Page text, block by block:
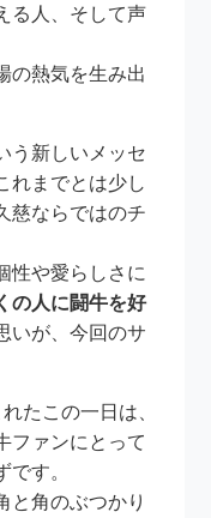
る人、そして声
の熱気を生み出
う新しいメッセ
れまでとは少し
慈ならではのチ
性や愛らしさに
の人に闘牛を好
が、今回のサ
たこの一日は、
ファンにとって
です。
と角のぶつかり